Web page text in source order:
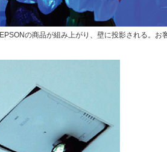
EPSONの商品が組み上がり、壁に投影される。お